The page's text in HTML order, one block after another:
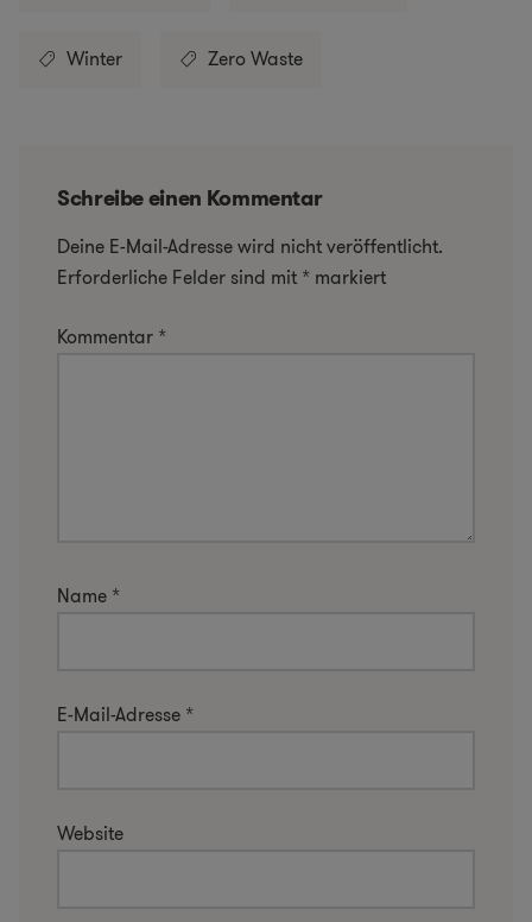
Winter Zero Waste
Schreibe einen Kommentar
Deine E-Mail-Adresse wird nicht veröffentlicht.
Erforderliche Felder sind mit * markiert
Kommentar *
Name *
E-Mail-Adresse *
Website